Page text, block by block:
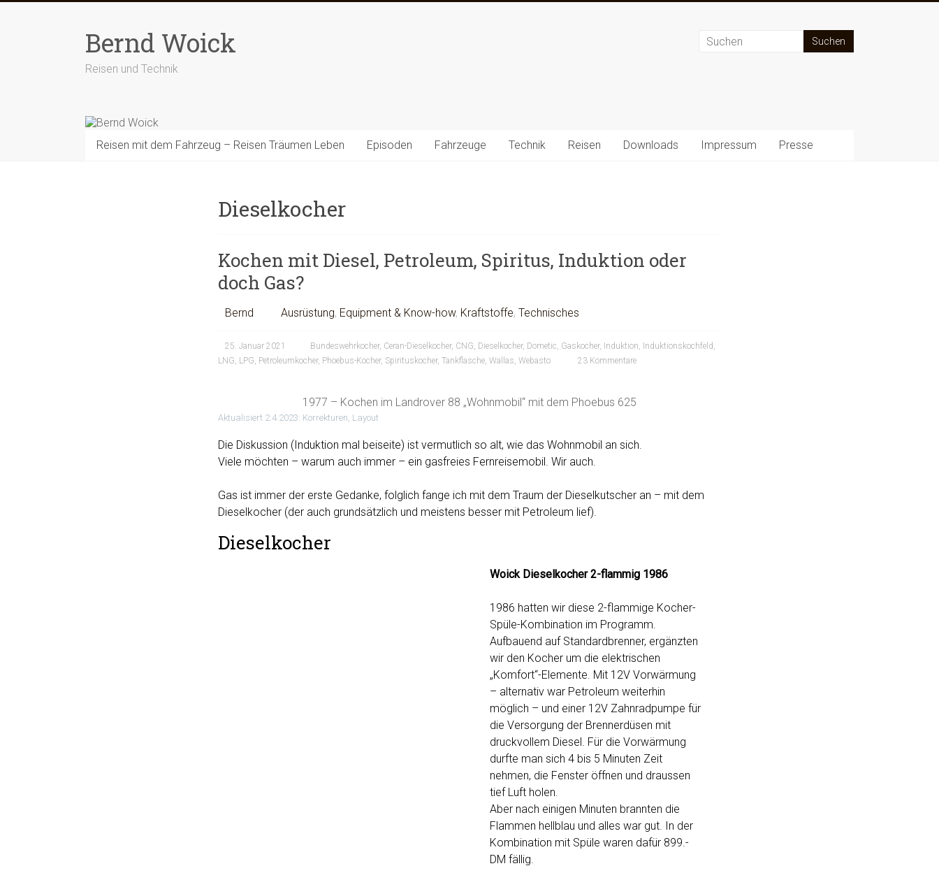
Bernd Woick
Reisen und Technik
Reisen mit dem Fahrzeug – Reisen Träumen Leben Episoden Fahrzeuge Technik Reisen Downloads Impressum Presse
Dieselkocher
Kochen mit Diesel, Petroleum, Spiritus, Induktion oder
doch Gas?
Bernd Ausrüstung, Equipment & Know-how, Kraftstoffe, Technisches
25. Januar 2021 Bundeswehrkocher, Ceran-Dieselkocher, CNG, Dieselkocher, Dometic, Gaskocher, Induktion, Induktionskochfeld ,
LNG, LPG, Petroleumkocher, Phoebus-Kocher, Spirituskocher, Tankflasche, Wallas, Webasto 23 Kommentare
1977 – Kochen im Landrover 88 „Wohnmobil“ mit dem Phoebus 625
Aktualisiert 2.4.2023: Korrekturen, Layout
Die Diskussion (Induktion mal beiseite) ist vermutlich so alt, wie das Wohnmobil an sich.
Viele möchten – warum auch immer – ein gasfreies Fernreisemobil. Wir auch.
Gas ist immer der erste Gedanke, folglich fange ich mit dem Traum der Dieselkutscher an – mit dem
Dieselkocher (der auch grundsätzlich und meistens besser mit Petroleum lief).
Dieselkocher
Woick Dieselkocher 2-flammig 1986
1986 hatten wir diese 2-flammige Kocher-
Spüle-Kombination im Programm.
Aufbauend auf Standardbrenner, ergänzten
wir den Kocher um die elektrischen
„Komfort“-Elemente. Mit 12V Vorwärmung
– alternativ war Petroleum weiterhin
möglich – und einer 12V Zahnradpumpe für
die Versorgung der Brennerdüsen mit
druckvollem Diesel. Für die Vorwärmung
durfte man sich 4 bis 5 Minuten Zeit
nehmen, die Fenster öffnen und draussen
tief Luft holen.
Aber nach einigen Minuten brannten die
Flammen hellblau und alles war gut. In der
Kombination mit Spüle waren dafür 899.-
DM fällig.